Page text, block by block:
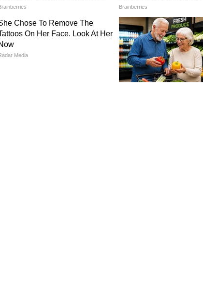
Related Articles
Indoor Plants: AC रूममध्येही
हिरवीगार राहतील ही 6 झाडं,
उन्हाळ्यात घर दिसेल फ्रेश!